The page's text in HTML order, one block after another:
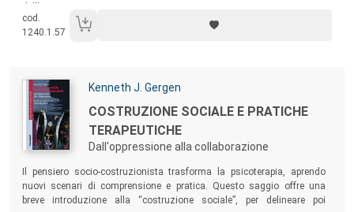
cod.
1240.1.57
Autori:
Kenneth J. Gergen
Titolo:
COSTRUZIONE SOCIALE E PRATICHE
TERAPEUTICHE
Dall'oppressione alla collaborazione
Il pensiero socio-costruzionista trasforma la psicoterapia, aprendo
nuovi scenari di comprensione e pratica. Questo saggio offre una
breve introduzione alla “costruzione sociale”, per delineare poi